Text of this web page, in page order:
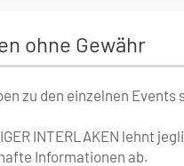
ohne Gewähr
zu den einzelnen Events
INTERLAKEN lehnt
Informationen ab.